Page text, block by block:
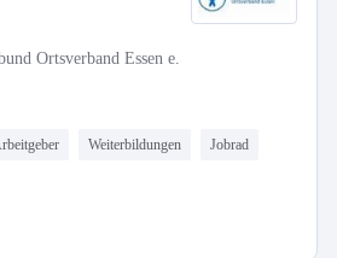
Ortsverband Essen e.
Weiterbildungen Jobrad